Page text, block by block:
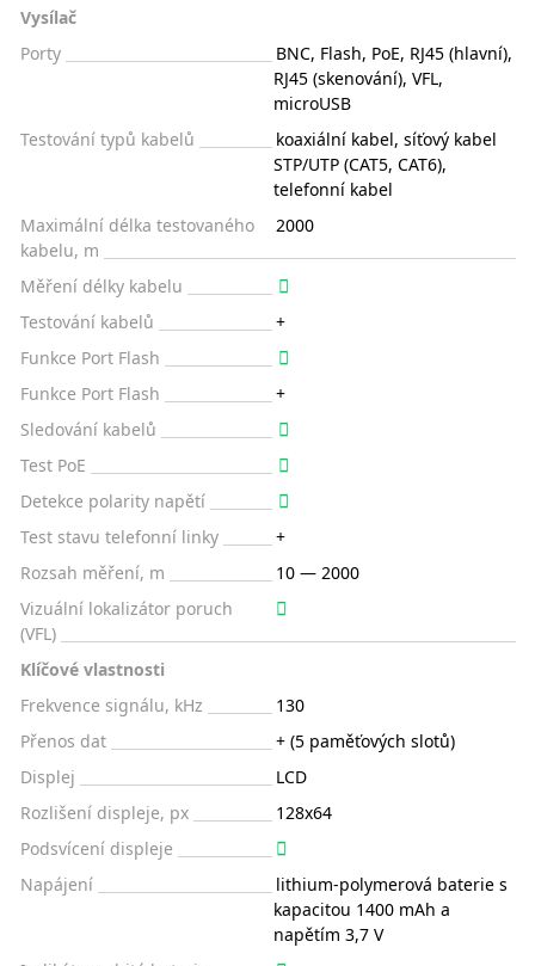
Vysílač
Porty
BNC, Flash, PoE, RJ45 (hlavní),
RJ45 (skenování), VFL,
microUSB
Testování typů kabelů
koaxiální kabel, síťový kabel
STP/UTP (CAT5, CAT6),
telefonní kabel
Maximální délka testovaného
kabelu, m
2000
Měření délky kabelu
Testování kabelů
+
Funkce Port Flash
Funkce Port Flash
+
Sledování kabelů
Test PoE
Detekce polarity napětí
Test stavu telefonní linky
+
Rozsah měření, m
10 — 2000
Vizuální lokalizátor poruch
(VFL)
Klíčové vlastnosti
Frekvence signálu, kHz
130
Přenos dat
+ (5 paměťových slotů)
Displej
LCD
Rozlišení displeje, px
128х64
Podsvícení displeje
Napájení
lithium-polymerová baterie s
kapacitou 1400 mAh a
napětím 3,7 V